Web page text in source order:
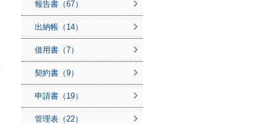
報告書（67）
出納帳（14）
借用書（7）
契約書（9）
申請書（19）
管理表（22）